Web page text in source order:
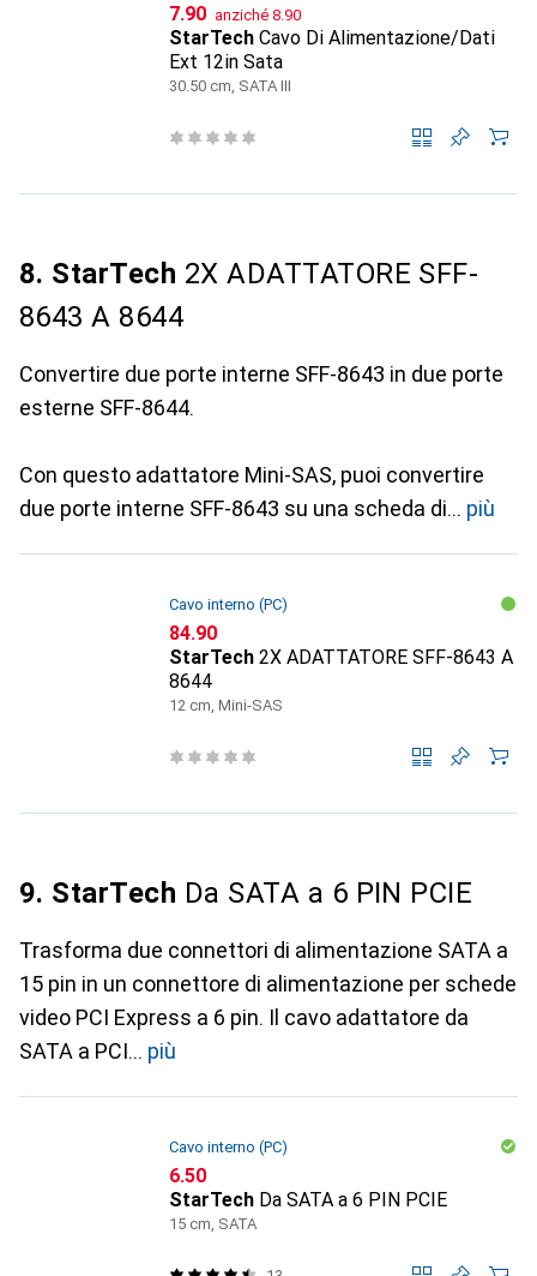
CHF
7.90 anziché CHF
8.90
StarTech Cavo Di Alimentazione/Dati
Ext 12in Sata
30.50 cm, SATA III
8. StarTech 2X ADATTATORE SFF-
8643 A 8644
Convertire due porte interne SFF-8643 in due porte
esterne SFF-8644.
Con questo adattatore Mini-SAS, puoi convertire
due porte interne SFF-8643 su una scheda di
più
Cavo interno (PC)
CHF
84.90
StarTech 2X ADATTATORE SFF-8643 A
8644
12 cm, Mini-SAS
9. StarTech Da SATA a 6 PIN PCIE
Trasforma due connettori di alimentazione SATA a
15 pin in un connettore di alimentazione per schede
video PCI Express a 6 pin. Il cavo adattatore da
SATA a PCI
più
Cavo interno (PC)
CHF
6.50
StarTech Da SATA a 6 PIN PCIE
15 cm, SATA